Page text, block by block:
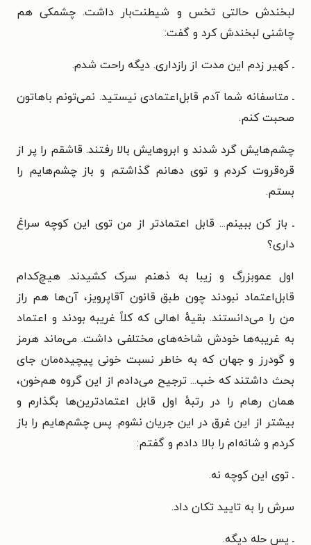
لبخندش حالتی تخس و شیطنت‌بار داشت. چشمکی هم
چاشنی لبخندش کرد و گفت:
ـ کهیر زدم این مدت از رازداری. دیگه راحت شدم.
ـ متاسفانه شما آدم قابل‌اعتمادی نیستید. نمی‌تونم باهاتون
صحبت کنم.
چشم‌هایش گرد شدند و ابروهایش بالا رفتند. قاشقم را پر از
قره‌قروت کردم و توی دهانم گذاشتم و باز چشم‌هایم را
بستم.
ـ باز کن ببینم... قابل اعتمادتر از من توی این کوچه سراغ
داری؟
اول عموبزرگ و زیبا به ذهنم سرک کشیدند. هیچ‌کدام
قابل‌اعتماد نبودند چون طبق قانون آقاپرویز، آن‌ها هم راز
من را می‌دانستند. بقیهٔ اهالی که کلاً غریبه بودند و اعتماد
به غریبه‌ها خودش شاخه‌های مختلفی داشت. می‌ماند هرمز
و گودرز و جهان که به خاطر نسبت خونی پیچیده‌مان جای
بحث داشتند که خب... ترجیح می‌دادم از این گروه هم‌خون،
همان رهام را در رتبهٔ اول قابل اعتمادترین‌ها بگذارم و
بیشتر از این غرق در این جریان نشوم. پس چشم‌هایم را باز
کردم و شانه‌ام را بالا دادم و گفتم:
ـ توی این کوچه نه.
سرش را به تایید تکان داد.
ـ پس حله دیگه.